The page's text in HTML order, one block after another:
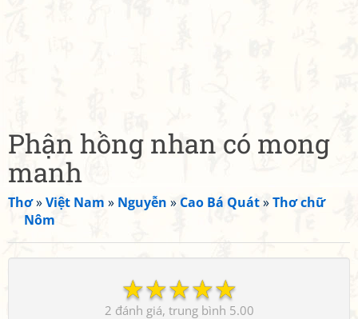
Phận hồng nhan có mong
manh
Thơ»Việt Nam » Nguyễn » Cao Bá Quát»Thơ chữ
Nôm
☆
☆
☆
☆
☆
2 5.00